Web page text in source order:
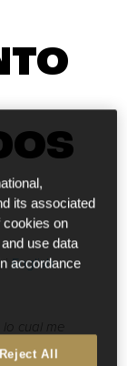
iEnglish,
cual me
nunca
its associated
cookies on
use data
accordance
Reject All